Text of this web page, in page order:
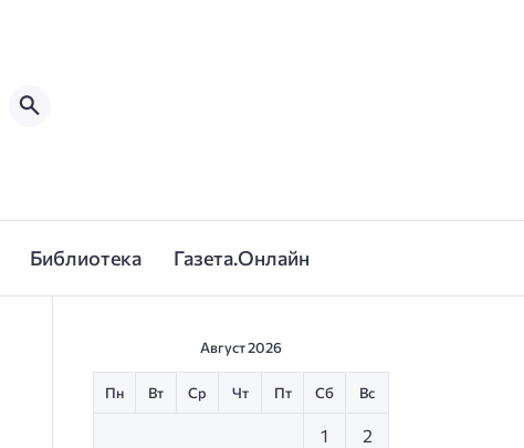
Библиотека Газета.Онлайн
Август 2026
Пн Вт Ср Чт Пт Сб Вс
1 2